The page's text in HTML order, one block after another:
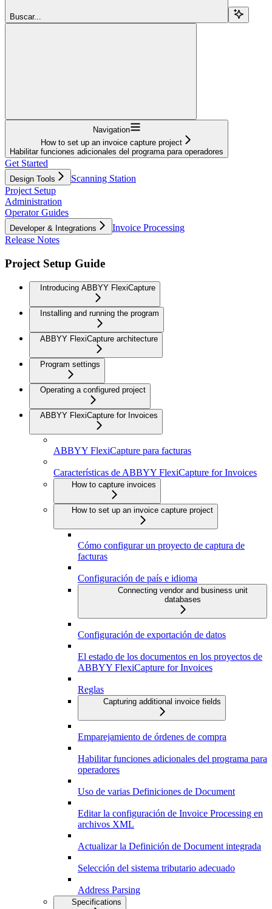
Buscar...
Navigation
How to set up an invoice capture project
Habilitar funciones adicionales del programa para operadores
Get Started
Design Tools
Scanning Station
Project Setup
Administration
Operator Guides
Developer & Integrations
Invoice Processing
Release Notes
Project Setup Guide
Introducing ABBYY FlexiCapture
Installing and running the program
ABBYY FlexiCapture architecture
Program settings
Operating a configured project
ABBYY FlexiCapture for Invoices
ABBYY FlexiCapture para facturas
Características de ABBYY FlexiCapture for Invoices
How to capture invoices
How to set up an invoice capture project
Cómo configurar un proyecto de captura de
facturas
Configuración de país e idioma
Connecting vendor and business unit
databases
Configuración de exportación de datos
El estado de los documentos en los proyectos de
ABBYY FlexiCapture for Invoices
Reglas
Capturing additional invoice fields
Emparejamiento de órdenes de compra
Habilitar funciones adicionales del programa para
operadores
Uso de varias Definiciones de Document
Editar la configuración de Invoice Processing en
archivos XML
Actualizar la Definición de Document integrada
Selección del sistema tributario adecuado
Address Parsing
Specifications